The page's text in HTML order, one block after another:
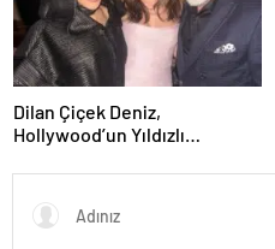
Dilan Çiçek Deniz,
Hollywood’un Yıldızlı